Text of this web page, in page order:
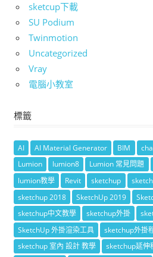
sketcup下載
SU Podium
Twinmotion
Uncategorized
Vray
電腦小教室
標籤
AI AI Material Generator BIM
Lumion
lumion8 Lumion 常見問題
lumion教學
Revit sketchup
sketchup 2018
SketchUp 2019
sketchup中文教學
sketchup外掛
SketchUp 外掛渲染工具
sketchup外掛
sketchup 室內 設計 教學
sketchup延伸